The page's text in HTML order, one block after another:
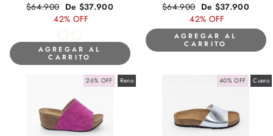
Precio
habitual
$64.900 Precio
de
oferta
De $37.900
42% OFF
AGREGAR AL
CARRITO
Precio
habitual
$64.900 Precio
de
oferta
De $37.900
42% OFF
AGREGAR AL
CARRITO
26% OFF Reno 40% OFF Cuero